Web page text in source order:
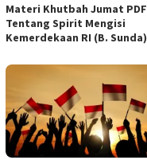
Materi Khutbah Jumat PDF
Tentang Spirit Mengisi
Kemerdekaan RI (B. Sunda)